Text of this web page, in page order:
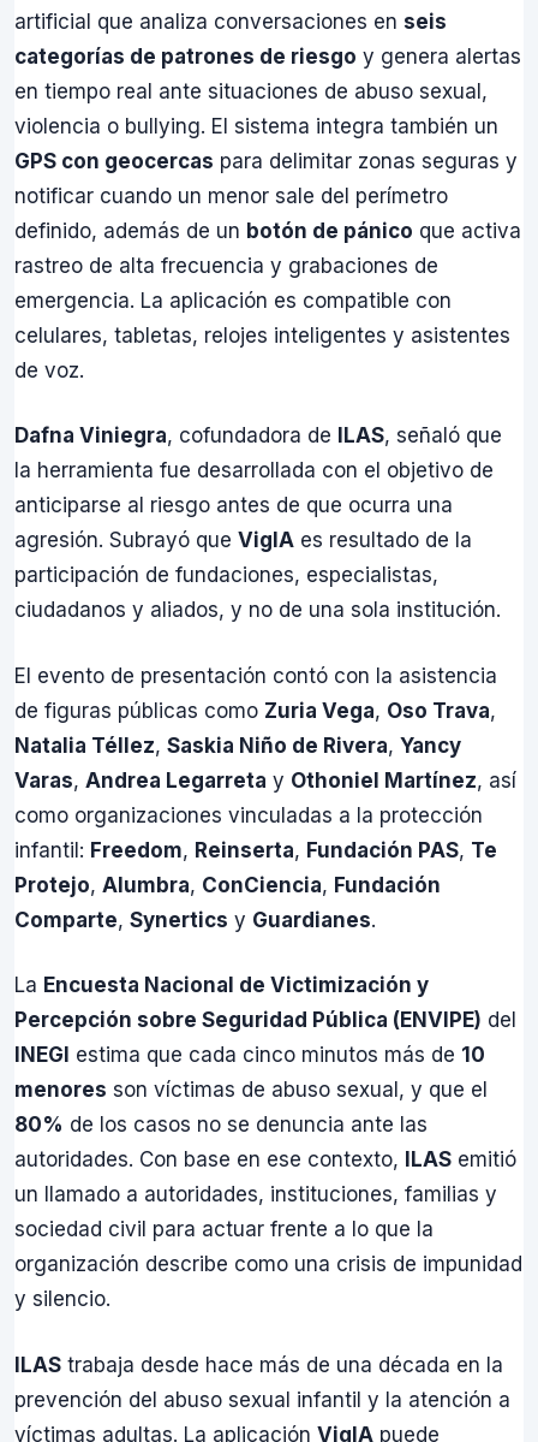
artificial que analiza conversaciones en seis
categorías de patrones de riesgo y genera alertas
en tiempo real ante situaciones de abuso sexual,
violencia o bullying. El sistema integra también un
GPS con geocercas para delimitar zonas seguras y
notificar cuando un menor sale del perímetro
definido, además de un botón de pánico que activa
rastreo de alta frecuencia y grabaciones de
emergencia. La aplicación es compatible con
celulares, tabletas, relojes inteligentes y asistentes
de voz.
Dafna Viniegra, cofundadora de ILAS, señaló que
la herramienta fue desarrollada con el objetivo de
anticiparse al riesgo antes de que ocurra una
agresión. Subrayó que VigIA es resultado de la
participación de fundaciones, especialistas,
ciudadanos y aliados, y no de una sola institución.
El evento de presentación contó con la asistencia
de figuras públicas como Zuria Vega, Oso Trava,
Natalia Téllez, Saskia Niño de Rivera, Yancy
Varas, Andrea Legarreta y Othoniel Martínez, así
como organizaciones vinculadas a la protección
infantil: Freedom, Reinserta, Fundación PAS, Te
Protejo, Alumbra, ConCiencia, Fundación
Comparte, Synertics y Guardianes.
La Encuesta Nacional de Victimización y
Percepción sobre Seguridad Pública (ENVIPE) del
INEGI estima que cada cinco minutos más de 10
menores son víctimas de abuso sexual, y que el
80% de los casos no se denuncia ante las
autoridades. Con base en ese contexto,
ILAS emitió
un llamado a autoridades, instituciones, familias y
sociedad civil para actuar frente a lo que la
organización describe como una crisis de impunidad
y silencio.
ILAS trabaja desde hace más de una década en la
prevención del abuso sexual infantil y la atención a
víctimas adultas. La aplicación VigIA puede